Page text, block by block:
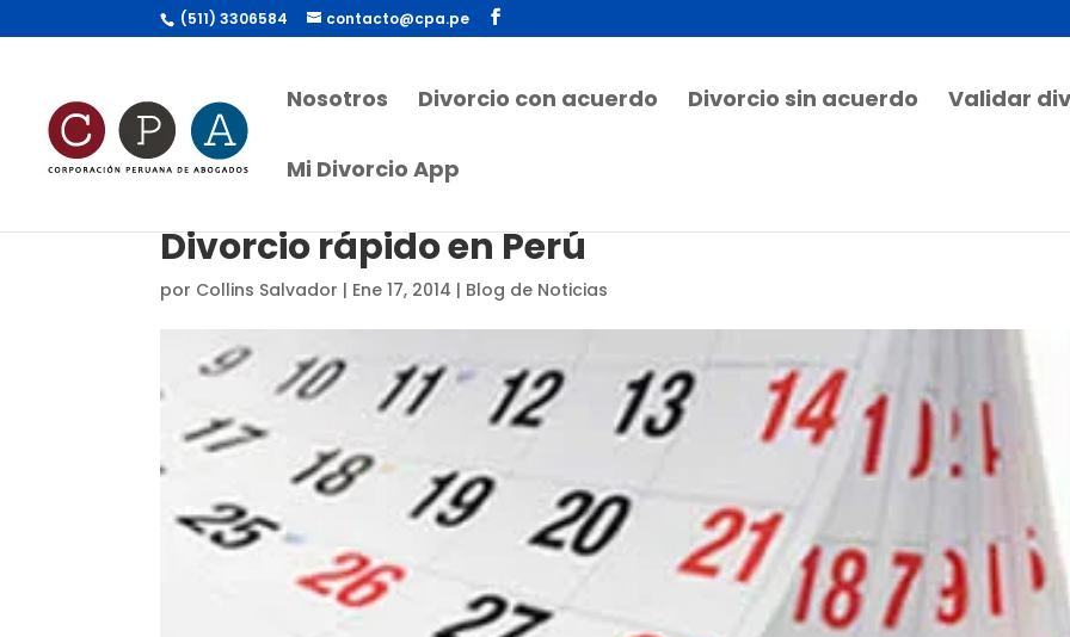
(511) 3306584 contacto@cpa.pe
Nosotros Divorcio con acuerdo Divorcio sin acuerdo Validar
Mi Divorcio App
Divorcio rápido en Perú
por Collins Salvador | Ene 17, 2014 | Blog de Noticias